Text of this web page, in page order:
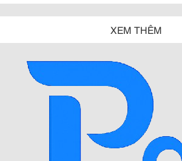
XEM THÊM